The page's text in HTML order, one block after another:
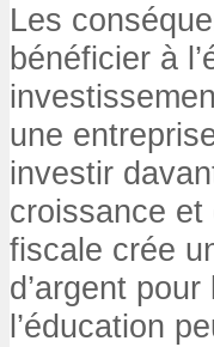
Les
bénéficier à
une
investir
croissance et
fiscale crée
d’argent
l’éducation